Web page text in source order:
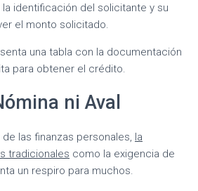
identificación del solicitante y su
el monto solicitado.
una tabla con la documentación
para obtener el crédito.
ni Aval
las finanzas personales, la
tradicionales como la exigencia de
un respiro para muchos.